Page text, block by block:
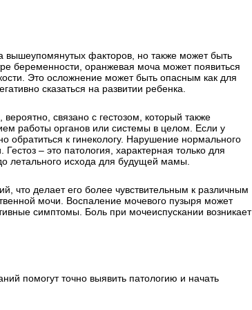
вышеупомянутых факторов, но также может быть
беременности, оранжевая моча может появиться
Это осложнение может быть опасным как для
сказаться на развитии ребенка.
связано с гестозом, который также
работы органов или системы в целом. Если у
к гинекологу. Нарушение нормального
– это патология, характерная только для
летального исхода для будущей мамы.
что делает его более чувствительным к различным
мочи. Воспаление мочевого пузыря может
симптомы. Боль при мочеиспускании возникает
помогут точно выявить патологию и начать